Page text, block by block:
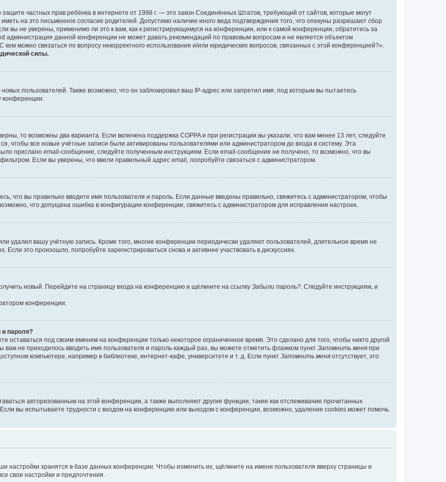
защите частных прав ребёнка в интернете от 1998 г. — это закон Соединённых Штатов, требующий от сайтов, которые могут
на это письменное согласие родителей. Допустимо наличие иного вида подтверждения того, что опекуны разрешают сбор
вы не уверены, применимо ли это к вам, как к регистрирующемуся на конференции, или к самой конференции, обратитесь за
администрация данной конференции не может давать рекомендаций по правовым вопросам и не является объектом
можно связаться по вопросу некорректного использования и/или юридических вопросов, связанных с этой конференцией?».
силы.
пользователей. Также возможно, что он заблокировал ваш IP-адрес или запретил имя, под которым вы пытаетесь
конференции.
то возможны два варианта. Если включена поддержка COPPA и при регистрации вы указали, что вам менее 13 лет, следуйте
чтобы все новые учётные записи были активированы пользователями или администратором до входа в систему. Эта
прислано email-сообщение, следуйте полученным инструкциям. Если email-сообщение не получено, то возможно, что вы
Если вы уверены, что ввели правильный адрес email, попробуйте связаться с администратором.
что вы правильно вводите имя пользователя и пароль. Если данные введены правильно, свяжитесь с администратором, чтобы
что допущена ошибка в конфигурации конференции, свяжитесь с администратором для исправления настроек.
удалил вашу учётную запись. Кроме того, многие конференции периодически удаляют пользователей, длительное время не
это произошло, попробуйте зарегистрироваться снова и активнее участвовать в дискуссиях.
новый. Перейдите на страницу входа на конференцию и щёлкните на ссылку Забыли пароль? . Следуйте инструкциям, и
конференции.
и пароля?
оставаться под своим именем на конференции только некоторое ограниченное время. Это сделано для того, чтобы никто другой
вам не приходилось вводить имя пользователя и пароль каждый раз, вы можете отметить флажком пункт Запомнить меня при
компьютере, например в библиотеке, интернет-кафе, университете и т. д. Если пункт Запомнить меня отсутствует, это
авторизованным на этой конференции, а также выполняют другие функции, такие как отслеживание прочитанных
вы испытываете трудности с входом на конференцию или выходом с конференции, возможно, удаление cookies может помочь.
настройки хранятся в базе данных конференции. Чтобы изменить их, щёлкните на имени пользователя вверху страницы и
свои настройки и предпочтения.